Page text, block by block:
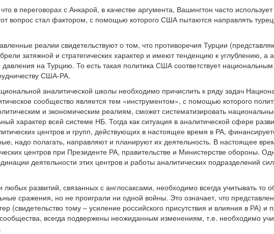
в переговорах с Анкарой, в качестве аргумента, Вашингтон часто
вопрос стал фактором, с помощью которого США пытаются направлять
реалии свидетельствуют о том, что противоречия Турции
затяжной и стратегических характер и имеют тенденцию к углублению,
давления на Турцию. То есть такая политика США соответствует
США-РА.
аналитической школы необходимо причислить к ряду задач
сообщество является тем «инструментом», с помощью которого
и экономическим реалиям, сможет систематизировать
характер всей системе НБ. Тогда как ситуация в аналитической сфере
центров и групп, действующих в настоящее время в РА,
надо полагать, направляют и планируют их деятельность. В настоящее
центров при Президенте РА, правительстве и Министерстве обороны.
деятельности этих центров и работы аналитических подразделений
развитий, связанных с англосаксами, необходимо всегда учитывать то
сражения, но не проиграли ни одной войны. Это означает, что
(свидетельство тому – усиление российского присутствия и влияния в РА) и
сообщества, всегда подвержены неожиданным изменениям, т.е. необходимо